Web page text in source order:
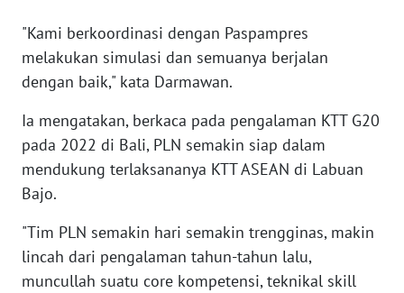
"Kami berkoordinasi dengan Paspampres
melakukan simulasi dan semuanya berjalan
dengan baik," kata Darmawan.
Ia mengatakan, berkaca pada pengalaman KTT G20
pada 2022 di Bali, PLN semakin siap dalam
mendukung terlaksananya KTT ASEAN di Labuan
Bajo.
"Tim PLN semakin hari semakin trengginas, makin
lincah dari pengalaman tahun-tahun lalu,
muncullah suatu core kompetensi, teknikal skill
WN
SULTENG
WN
SULBAR
BABEL
WN
SUMBAR